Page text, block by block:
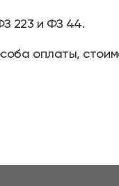
223 и ФЗ 44.
оплаты,